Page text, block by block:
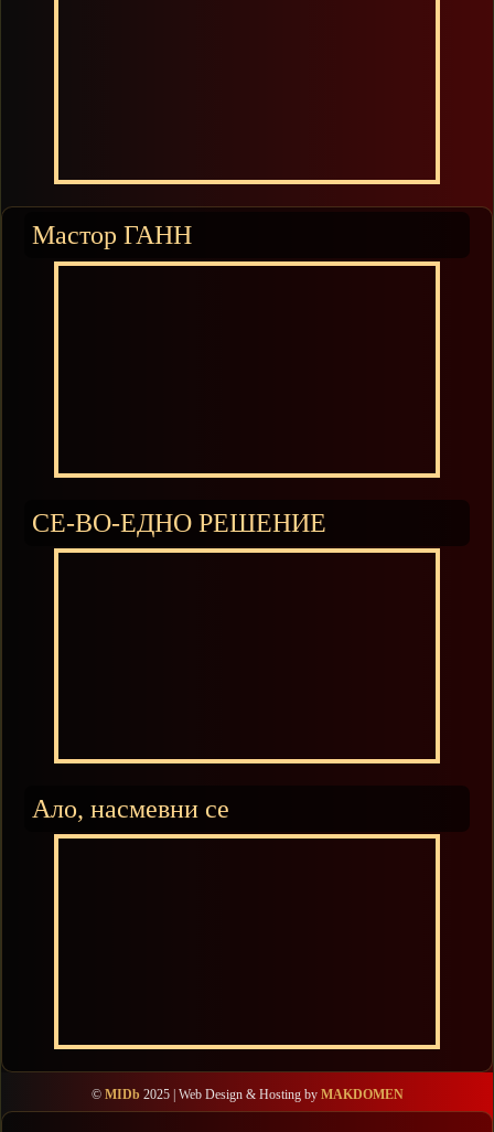
Мастор ГАНН
СЕ-ВО-ЕДНО РЕШЕНИЕ
Ало, насмевни се
© MIDb 2025 | Web Design & Hosting by MAKDOMEN